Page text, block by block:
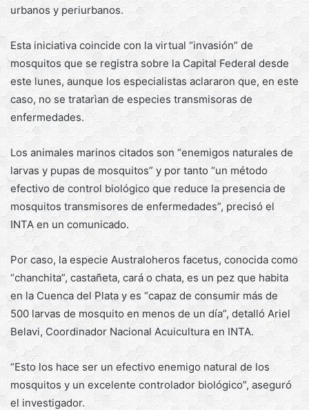
urbanos y periurbanos.
Esta iniciativa coincide con la virtual “invasión” de
mosquitos que se registra sobre la Capital Federal desde
este lunes, aunque los especialistas aclararon que, en este
caso, no se tratarìan de especies transmisoras de
enfermedades.
Los animales marinos citados son “enemigos naturales de
larvas y pupas de mosquitos” y por tanto “un método
efectivo de control biológico que reduce la presencia de
mosquitos transmisores de enfermedades”, precisó el
INTA en un comunicado.
Por caso, la especie Australoheros facetus, conocida como
“chanchita”, castañeta, cará o chata, es un pez que habita
en la Cuenca del Plata y es “capaz de consumir más de
500 larvas de mosquito en menos de un día”, detalló Ariel
Belavi, Coordinador Nacional Acuicultura en INTA.
“Esto los hace ser un efectivo enemigo natural de los
mosquitos y un excelente controlador biológico”, aseguró
el investigador.